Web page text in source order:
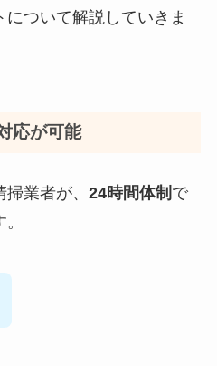
ついて解説していきま
応が可能
業者が、 24時間体制 で